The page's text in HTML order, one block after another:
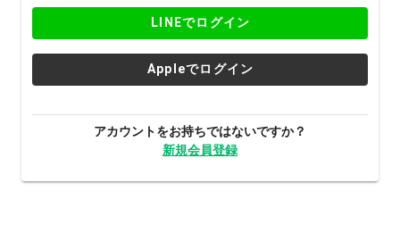
LINEでログイン
Appleでログイン
アカウントをお持ちではないですか？
新規会員登録